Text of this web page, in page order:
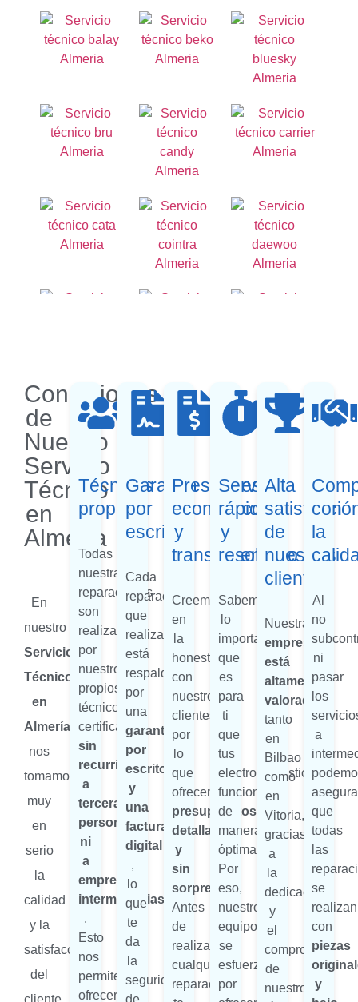
Condiciones
de
Nuestro
Servicio
Técnico
en
Almería
En
nuestro
Servicio
Técnico
en
Almería
nos
tomamos
muy
en
serio
la
calidad
y la
satisfacción
del
Técnicos
propios
Todas
nuestras
reparaciones
son
realizadas
por
nuestros
propios
técnicos
certificados,
sin
recurrir
a
terceras
personas
ni
a
empresas
intermediarias
.
Esto
nos
permite
ofrecerte
Garantía
por
escrito
Cada
reparación
que
realizamos
está
respaldada
por
una
garantía
por
escrito
y
una
factura
digital
,
lo
que
te
da
la
seguridad
Presupuestos
económicos
y
transparentes
Creemos
en
la
honestidad
con
nuestros
clientes,
por
lo
que
ofrecemos
presupuestos
detallados
y
sin
sorpresas
Antes
de
realizar
cualquier
reparación,
Servicio
rápido
y
resolutivo
Sabemos
lo
importante
que
es
para
ti
que
tus
electrodomésticos
funcionen
de
manera
óptima.
Por
eso,
nuestro
equipo
se
esfuerza
por
Alta
de
nuestros
clientes
Nuestra
empresa
está
altamente
valorada
tanto
en
Bilbao
como
en
Vitoria,
gracias
a
la
dedicación
y
el
compromiso
de
nuestros
con
la
Al
no
ni
pasar
los
a
que
todas
las
se
realizan
con
piezas
y